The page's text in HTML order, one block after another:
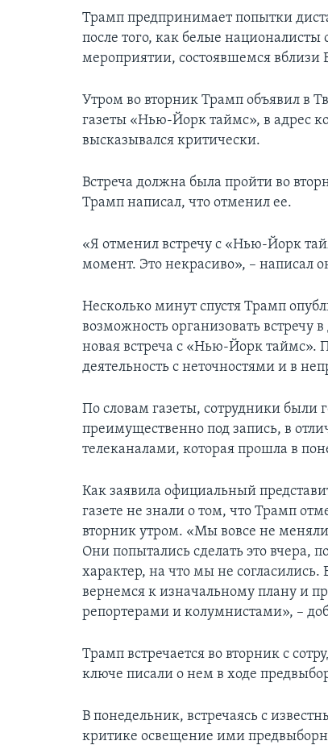
Трамп предпринимает попытки
после того, как белые
мероприятии, состоявшемся вблизи
Утром во вторник Трамп объявил в
газеты «Нью-Йорк таймс», в адрес
высказывался критически.
Встреча должна была пройти во
Трамп написал, что отменил ее.
«Я отменил встречу с «Нью-Йорк
момент. Это некрасиво», – написал
Несколько минут спустя Трамп
возможность организовать встречу
новая встреча с «Нью-Йорк
деятельность с неточностями и в
По словам газеты, сотрудники были
преимущественно под запись, в
телеканалами, которая прошла в
Как заявила официальный
газете не знали о том, что Трамп
вторник утром. «Мы вовсе не меняли
Они попытались сделать это вчера,
характер, на что мы не
вернемся к изначальному плану и
репортерами и колумнистами», –
Трамп встречается во вторник с
ключе писали о нем в ходе
В понедельник, встречаясь с
критике освещение ими